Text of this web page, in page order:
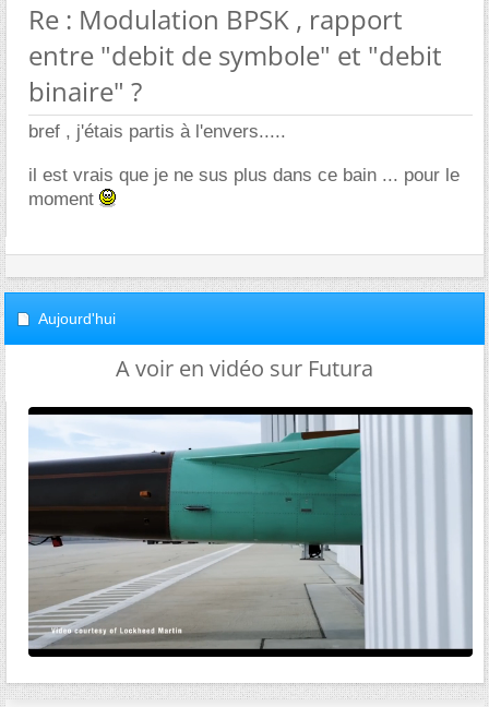
Re : Modulation BPSK , rapport
entre "debit de symbole" et "debit
binaire" ?
bref , j'étais partis à l'envers.....
il est vrais que je ne sus plus dans ce bain ... pour le
moment
Aujourd'hui
A voir en vidéo sur Futura